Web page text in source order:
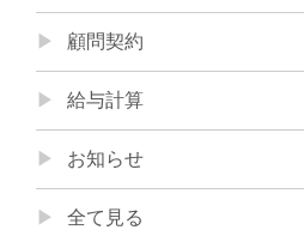
顧問契約
給与計算
お知らせ
全て見る